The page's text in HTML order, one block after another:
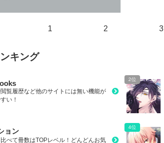
1 2 3
キング
覧履歴など他のサイトには無い機能が
い！
ョン
べて冊数はTOPレベル！どんどんお気